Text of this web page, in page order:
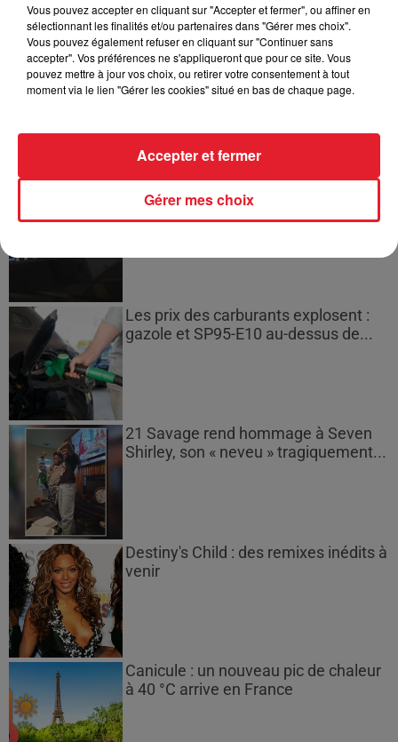
Incendies en Gironde : encore
plusieurs semaines avant
Bouches-du-Rhône : les ossements
de deux militaires disparus...
Les prix des carburants explosent :
gazole et SP95-E10 au-dessus de...
21 Savage rend hommage à Seven
Shirley, son « neveu » tragiquement...
Destiny's Child : des remixes inédits à
venir
Canicule : un nouveau pic de chaleur
à 40 °C arrive en France
Vous pouvez accepter en cliquant sur "Accepter et fermer", ou affiner en
sélectionnant les finalités et/ou partenaires dans "Gérer mes choix".
Vous pouvez également refuser en cliquant sur "Continuer sans
accepter". Vos préférences ne s'appliqueront que pour ce site. Vous
pouvez mettre à jour vos choix, ou retirer votre consentement à tout
moment via le lien "Gérer les cookies" situé en bas de chaque page.
Gérer mes choix
Accepter et fermer